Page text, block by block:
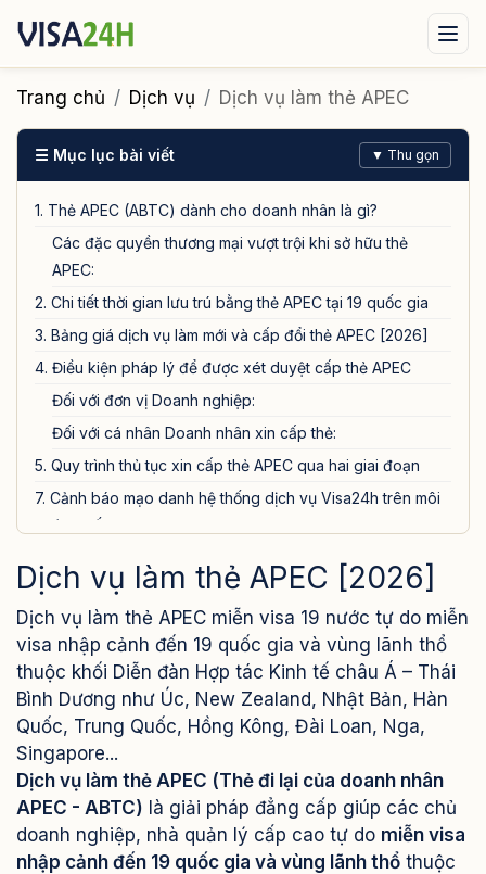
Visa xuất cảnh Visa nhập cảnh Dịch vụ
Tin tức Liên hệ
Tư vấn ngay qua Zalo
Trang chủ Dịch vụ Dịch vụ làm thẻ APEC
☰ Mục lục bài viết ▼ Thu gọn
1. Thẻ APEC (ABTC) dành cho doanh nhân là gì?
Các đặc quyền thương mại vượt trội khi sở hữu thẻ
APEC:
2. Chi tiết thời gian lưu trú bằng thẻ APEC tại 19 quốc gia
3. Bảng giá dịch vụ làm mới và cấp đổi thẻ APEC [2026]
4. Điều kiện pháp lý để được xét duyệt cấp thẻ APEC
Đối với đơn vị Doanh nghiệp:
Đối với cá nhân Doanh nhân xin cấp thẻ:
5. Quy trình thủ tục xin cấp thẻ APEC qua hai giai đoạn
7. Cảnh báo mạo danh hệ thống dịch vụ Visa24h trên môi
trường số
gói
Câu hỏi thường gặp về dịch vụ làm Thẻ APEC
Thẻ APEC là gì và dùng để làm gì?
Ai được phép làm Thẻ APEC?
Làm Thẻ APEC mất bao lâu?
Thẻ APEC có hiệu lực bao lâu?
Chi phí làm Thẻ APEC là bao nhiêu?
Dịch vụ làm thẻ APEC [2026]
Dịch vụ làm thẻ APEC miễn visa 19 nước tự do miễn
visa nhập cảnh đến 19 quốc gia và vùng lãnh thổ
thuộc khối Diễn đàn Hợp tác Kinh tế châu Á – Thái
Bình Dương như Úc, New Zealand, Nhật Bản, Hàn
Quốc, Trung Quốc, Hồng Kông, Đài Loan, Nga,
Singapore...
Dịch vụ làm thẻ APEC (Thẻ đi lại của doanh nhân
APEC - ABTC) là giải pháp đẳng cấp giúp các chủ
doanh nghiệp, nhà quản lý cấp cao tự do miễn visa
nhập cảnh đến 19 quốc gia và vùng lãnh thổ thuộc